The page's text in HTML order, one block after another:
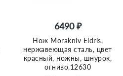
6490 ₽
Нож Morakniv Eldris,
нержавеющая сталь, цвет
красный, ножны, шнурок,
огниво,12630